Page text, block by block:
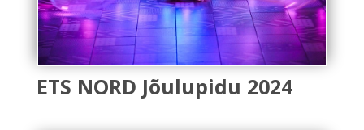
ETS NORD Jõulupidu 2024